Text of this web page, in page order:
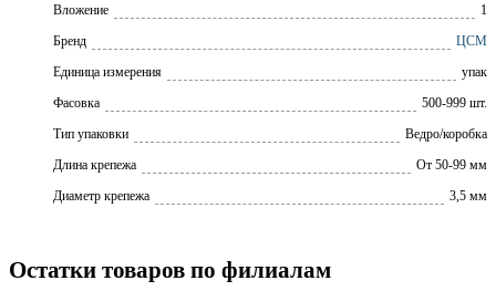
Вложение
1
Бренд
ЦСМ
Единица измерения
упак
Фасовка
500-999 шт.
Тип упаковки
Ведро/коробка
Длина крепежа
От 50-99 мм
Диаметр крепежа
3,5 мм
Остатки товаров по филиалам